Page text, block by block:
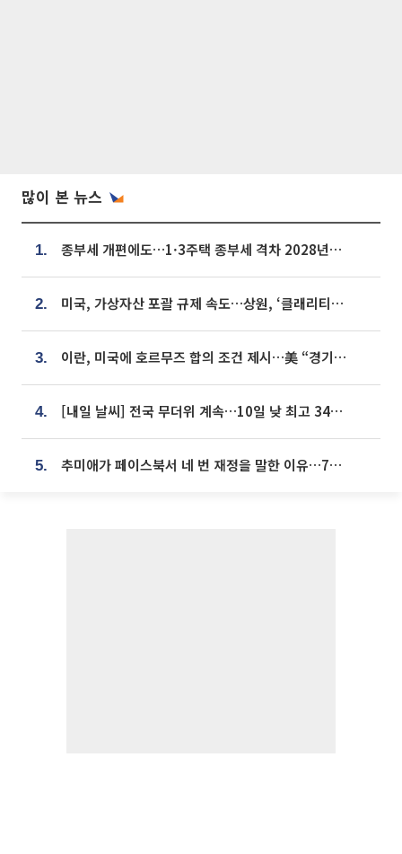
많이 본 뉴스
1. 종부세 개편에도…1·3주택 종부세 격차 2028년부터 확대
2. 미국, 가상자산 포괄 규제 속도…상원, ‘클래리티법’ 9월 절차투표 추진
3. 이란, 미국에 호르무즈 합의 조건 제시…美 “경기 아직 안 끝나” [종합]
4. [내일 날씨] 전국 무더위 계속…10일 낮 최고 34도 육박
5. 추미애가 페이스북서 네 번 재정을 말한 이유…7700억 추경 열쇠는 도의회에